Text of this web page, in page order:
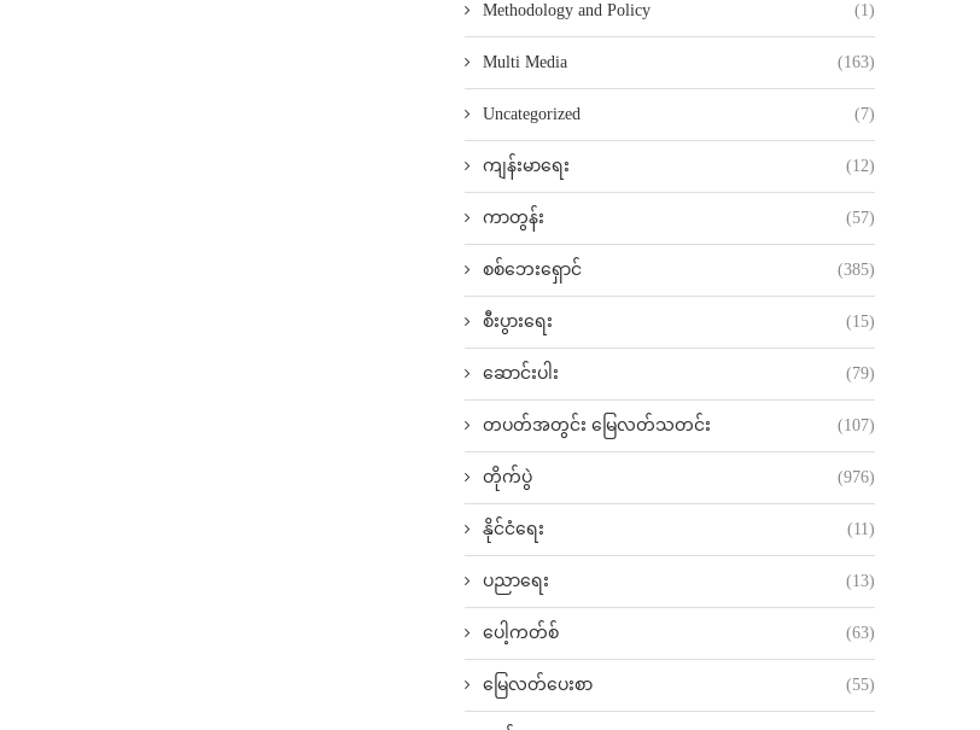
Methodology and Policy (1)
Multi Media (163)
Uncategorized (7)
ကျန်းမာရေး (12)
ကာတွန်း (57)
စစ်ဘေးရှောင် (385)
စီးပွားရေး (15)
ဆောင်းပါး (79)
တပတ်အတွင်း မြေလတ်သတင်း (107)
တိုက်ပွဲ (976)
နိုင်ငံရေး (11)
ပညာရေး (13)
ပေါ့ကတ်စ် (63)
မြေလတ်ပေးစာ (55)